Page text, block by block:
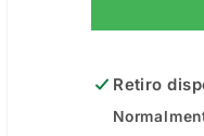
Retiro